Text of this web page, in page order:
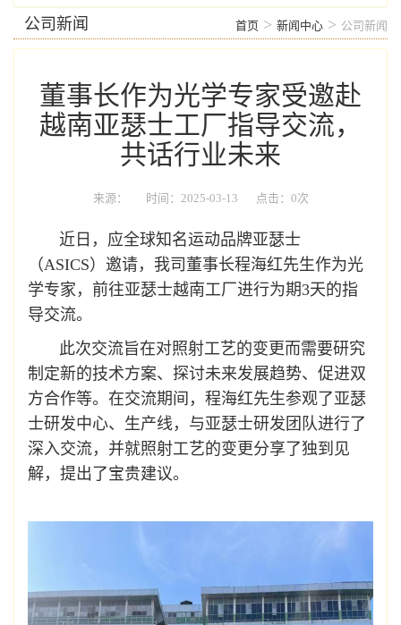
公司新闻 首页 > 新闻中心 > 公司新闻
董事长作为光学专家受邀赴
越南亚瑟士工厂指导交流，
共话行业未来
来源： 时间：2025-03-13 点击：0次
近日，应全球知名运动品牌亚瑟士
（ASICS）邀请，我司董事长程海红先生作为光
学专家，前往亚瑟士越南工厂进行为期3天的指
导交流。
此次交流旨在对照射工艺的变更而需要研究
制定新的技术方案、探讨未来发展趋势、促进双
方合作等。在交流期间，程海红先生参观了亚瑟
士研发中心、生产线，与亚瑟士研发团队进行了
深入交流，并就照射工艺的变更分享了独到见
解，提出了宝贵建议。